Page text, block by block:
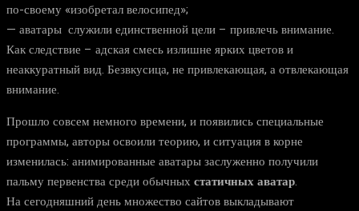
по-своему «изобретал велосипед»;
— аватары служили единственной цели – привлечь внимание.
Как следствие – адская смесь излишне ярких цветов и
неаккуратный вид. Безвкусица, не привлекающая, а отвлекающая
внимание.
Прошло совсем немного времени, и появились специальные
программы, авторы освоили теорию, и ситуация в корне
изменилась: анимированные аватары заслуженно получили
пальму первенства среди обычных статичных аватар.
На сегодняшний день множество сайтов выкладывают